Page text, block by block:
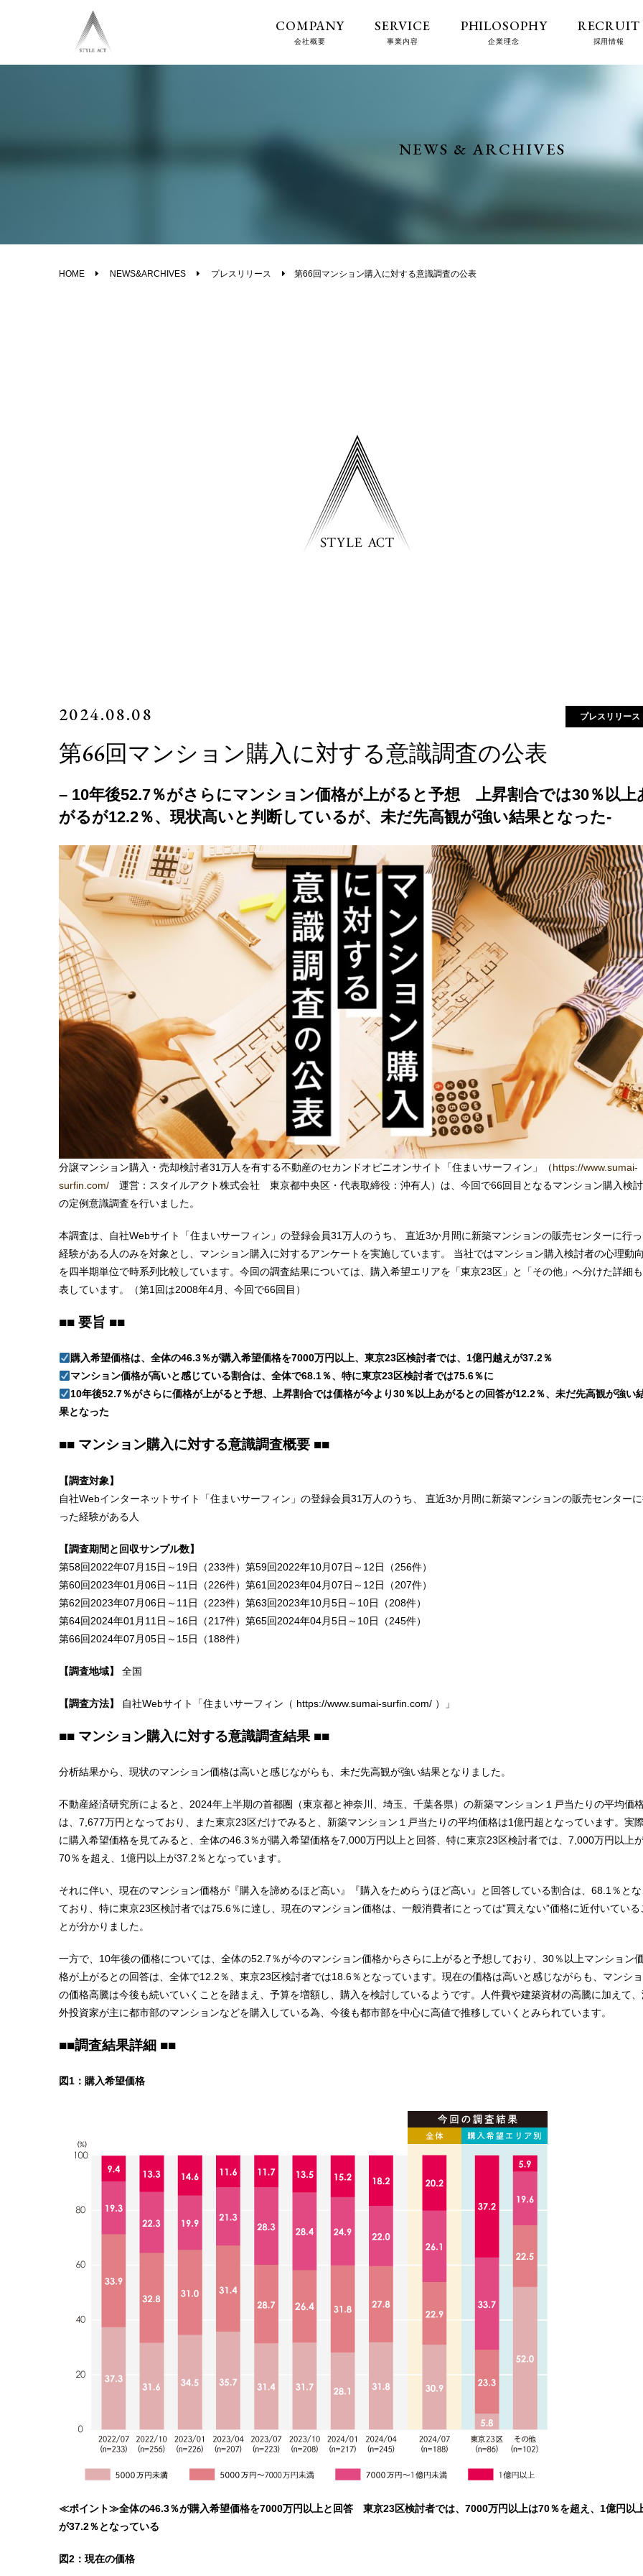
COMPANY
会社概要
SERVICE
事業内容
PHILOSOPHY
企業理念
RECRUIT
採用情報
NEWS & ARCHIVES
HOME NEWS&ARCHIVES プレスリリース 第66回マンション購入に対する意識調査の公表
2024.08.08 プレスリリース
第66回マンション購入に対する意識調査の公表
– 10年後52.7％がさらにマンション価格が上がると予想 上昇割合では30％以上
がるが12.2％、現状高いと判断しているが、未だ先高観が強い結果となった-
分譲マンション購入・売却検討者31万人を有する不動産のセカンドオピニオンサイト「住まいサーフィン」（https://www.sumai-
surfin.com/ 運営：スタイルアクト株式会社 東京都中央区・代表取締役：沖有人）は、今回で66回目となるマンション購入検
の定例意識調査を行いました。
本調査は、自社Webサイト「住まいサーフィン」の登録会員31万人のうち、 直近3か月間に新築マンションの販売センターに行
経験がある人のみを対象とし、マンション購入に対するアンケートを実施しています。 当社ではマンション購入検討者の心理動
を四半期単位で時系列比較しています。今回の調査結果については、購入希望エリアを「東京23区」と「その他」へ分けた詳細
表しています。（第1回は2008年4月、今回で66回目）
■■ 要旨 ■■
購入希望価格は、全体の46.3％が購入希望価格を7000万円以上、東京23区検討者では、1億円越えが37.2％
マンション価格が高いと感じている割合は、全体で68.1％、特に東京23区検討者では75.6％に
10年後52.7％がさらに価格が上がると予想、上昇割合では価格が今より30％以上あがるとの回答が12.2％、未だ先高観が強い
果となった
■■ マンション購入に対する意識調査概要 ■■
【調査対象】
自社Webインターネットサイト「住まいサーフィン」の登録会員31万人のうち、 直近3か月間に新築マンションの販売センター
った経験がある人
【調査期間と回収サンプル数】
第58回2022年07月15日～19日（233件）第59回2022年10月07日～12日（256件）
第60回2023年01月06日～11日（226件）第61回2023年04月07日～12日（207件）
第62回2023年07月06日～11日（223件）第63回2023年10月5日～10日（208件）
第64回2024年01月11日～16日（217件）第65回2024年04月5日～10日（245件）
第66回2024年07月05日～15日（188件）
【調査地域】 全国
【調査方法】 自社Webサイト「住まいサーフィン（ https://www.sumai-surfin.com/ ）」
■■ マンション購入に対する意識調査結果 ■■
分析結果から、現状のマンション価格は高いと感じながらも、未だ先高観が強い結果となりました。
不動産経済研究所によると、2024年上半期の首都圏（東京都と神奈川、埼玉、千葉各県）の新築マンション１戸当たりの平均価
は、7,677万円となっており、また東京23区だけでみると、新築マンション１戸当たりの平均価格は1億円超となっています。実
に購入希望価格を見てみると、全体の46.3％が購入希望価格を7,000万円以上と回答、特に東京23区検討者では、7,000万円以上
70％を超え、1億円以上が37.2％となっています。
それに伴い、現在のマンション価格が『購入を諦めるほど高い』『購入をためらうほど高い』と回答している割合は、68.1％と
ており、特に東京23区検討者では75.6％に達し、現在のマンション価格は、一般消費者にとっては”買えない”価格に近付いている
とが分かりました。
一方で、10年後の価格については、全体の52.7％が今のマンション価格からさらに上がると予想しており、30％以上マンション
格が上がるとの回答は、全体で12.2％、東京23区検討者では18.6％となっています。現在の価格は高いと感じながらも、マンシ
の価格高騰は今後も続いていくことを踏まえ、予算を増額し、購入を検討しているようです。人件費や建築資材の高騰に加えて
外投資家が主に都市部のマンションなどを購入している為、今後も都市部を中心に高値で推移していくとみられています。
■■調査結果詳細 ■■
図1：購入希望価格
≪ポイント≫全体の46.3％が購入希望価格を7000万円以上と回答 東京23区検討者では、7000万円以上は70％を超え、1億円以
が37.2％となっている
図2：現在の価格